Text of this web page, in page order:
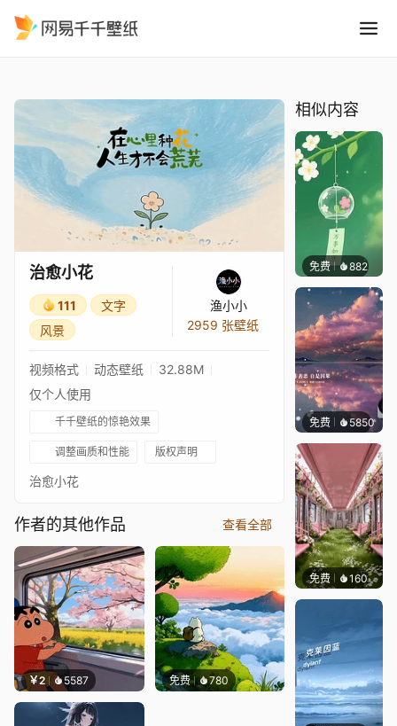
治愈小花
111
文字
风景
渔小小
2959 张壁纸
视频格式 动态壁纸
32.88M
仅个人使用
千千壁纸的惊艳效果
调整画质和性能 版权声明
治愈小花
作者的其他作品 查看全部
￥2 5587 免费 780
相似内容
免费 882好看
免费 5850冰茶
免费 160渔小小